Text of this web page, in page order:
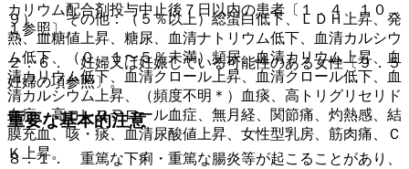
カリウム配合剤投与中止後７日以内の患者〔１．４、１０．
１参照〕。
２．６． 妊婦又は妊娠している可能性のある女性〔９．５
妊婦の項参照〕。
重要な基本的注意
８．１． 重篤な下痢・重篤な腸炎等が起こることがあり、
９）． その他：（５％以上）総蛋白低下、ＬＤＨ上昇、発
熱、血糖値上昇、糖尿、血清ナトリウム低下、血清カルシウ
ム低下、（０．１〜５％未満）頻尿、血清カリウム上昇、血
清カリウム低下、血清クロール上昇、血清クロール低下、血
清カルシウム上昇、（頻度不明＊）血痰、高トリグリセリド
血症、高コレステロール血症、無月経、関節痛、灼熱感、結
膜充血、咳・痰、血清尿酸値上昇、女性型乳房、筋肉痛、Ｃ
Ｋ上昇。